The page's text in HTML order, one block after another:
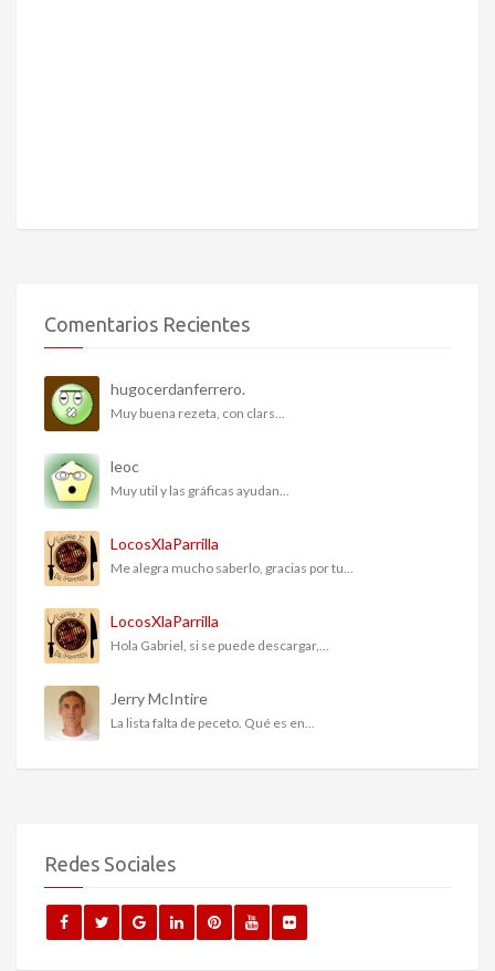
Comentarios Recientes
hugocerdanferrero.
Muy buena rezeta, con clars...
leoc
Muy util y las gráficas ayudan...
LocosXlaParrilla
Me alegra mucho saberlo, gracias por tu...
LocosXlaParrilla
Hola Gabriel, si se puede descargar,...
Jerry McIntire
La lista falta de peceto. Qué es en...
Redes Sociales